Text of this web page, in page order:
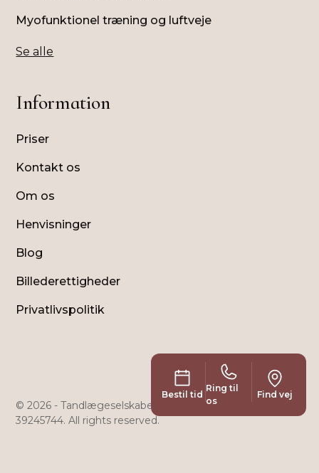
Myofunktionel træning og luftveje
Se alle
Information
Priser
Kontakt os
Om os
Henvisninger
Blog
Billederettigheder
Privatlivspolitik
© 2026 - Tandlægeselskabet Holte Klinikken ApS - CVR:
39245744. All rights reserved.
Bestil tid
Ring til
os
Find vej